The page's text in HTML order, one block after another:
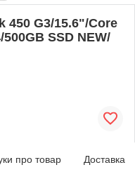
450 G3/15.6"/Core
SSD NEW/
про товар Доставка